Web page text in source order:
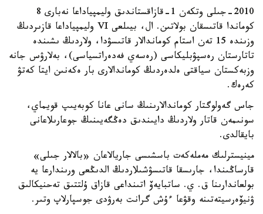
2010-جىلى وتكەن 1-قازاقستاندىق وليمپياداعا نەبارى 8
كوماندا قاتىسقان بولاتىن. ال، بيىلعى VI وليمپياداعا قازىردىڭ
وزىندە 15 تەن استام كوماندالار قاتىسۋدا، ولاردىڭ ىشىندە
تاتارستان رەسپۋبليكاسى (رەسەي فەدەراتسياسى)، بەلارۋس جانە
وزبەكستان سياقتى ەلدەردىڭ كوماندالارى بار ەكەنىن ايتا كەتۋ
كەرەك.
جاس گەولوگتار كوماندالارىنىڭ سانى عانا كوبەيىپ قويماي،
سونىمەن قاتار ولاردىڭ دايىندىق دەڭگەيىنىڭ جوعارىلاعانى
بايقالدى.
مينيسترلىك مەملەكەت باسشىسى جاريالاعان «بالالار جىلى»
قارساڭىندا، جارىسقا قاتىسۋشىلاردىڭ الدىڭعى ورىندارعا يە
بولعاندارىنا ق. ي. ساتبايەۆ اتىنداعى قازاق ۇلتتىق تەحنيكالىق
ۋنيۆەرسيتەتىنە وقۋعا ءۇش گرانت بەرۋدى جوسپارلاپ وتىر.